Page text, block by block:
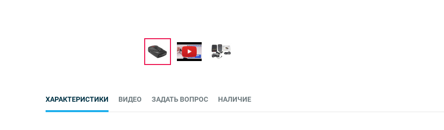
ХАРАКТЕРИСТИКИ ВИДЕО ЗАДАТЬ ВОПРОС НАЛИЧИЕ